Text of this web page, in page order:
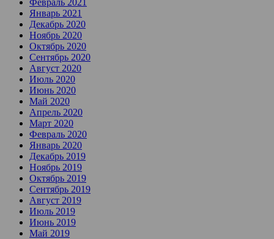
Январь 2021
Декабрь 2020
Ноябрь 2020
Октябрь 2020
Сентябрь 2020
Август 2020
Июль 2020
Июнь 2020
Май 2020
Апрель 2020
Март 2020
Февраль 2020
Январь 2020
Декабрь 2019
Ноябрь 2019
Октябрь 2019
Сентябрь 2019
Август 2019
Июль 2019
Июнь 2019
Май 2019